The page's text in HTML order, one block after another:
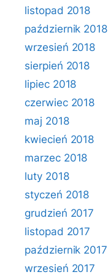
listopad 2018
październik 2018
wrzesień 2018
sierpień 2018
lipiec 2018
czerwiec 2018
maj 2018
kwiecień 2018
marzec 2018
luty 2018
styczeń 2018
grudzień 2017
listopad 2017
październik 2017
wrzesień 2017